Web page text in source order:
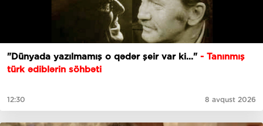
"Dünyada yazılmamış o qədər şeir var ki..." - Tanınmış
türk ədiblərin söhbəti
12:30 8 avqust 2026